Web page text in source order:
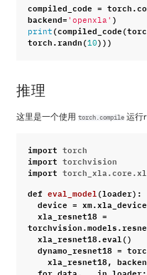
compiled_code = torch.
backend= 'openxla' )
print (compiled_code(
torch.randn(10 )))
推理
这里是一个使用 torch.compile 运行
import torch
import torchvision
import
def eval_model (loader):
device = xm.xla_device
xla_resnet18 =
torchvision.models.
xla_resnet18.eval ()
dynamo_resnet18 =
xla_resnet18,
for data, in loader: